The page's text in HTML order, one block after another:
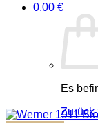
0,00 €
Es
Zurück